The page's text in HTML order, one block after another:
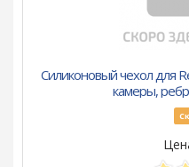
Силиконовый чехол для
камеры,